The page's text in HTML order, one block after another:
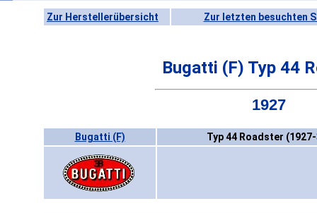
Zur Herstellerübersicht Zur letzten besuchten
Bugatti (F) Typ 44
1927
Bugatti (F) Typ 44 Roadster